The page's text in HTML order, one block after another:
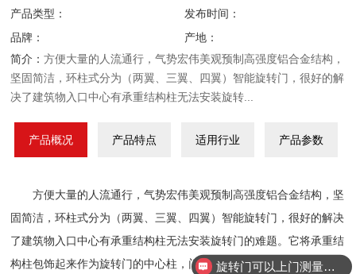
产品类型：
发布时间：
品牌：
产地：
简介：方便大量的人流通行，气势宏伟美观预制高强度铝合金结构，
坚固简洁，环柱式分为（两翼、三翼、四翼）智能旋转门，很好的解
决了建筑物入口中心有承重结构柱无法安装旋转...
产品概况 产品特点 适用行业 产品参数
方便大量的人流通行，气势宏伟美观预制高强度铝合金结构，坚
固简洁，环柱式分为（两翼、三翼、四翼）智能旋转门，很好的解决
了建筑物入口中心有承重结构柱无法安装旋转门的难题。它将承重结
构柱包饰起来作为旋转门的中心柱，门扉及展箱绕柱旋转，体现出豪
旋转门可以上门测量安装吗？